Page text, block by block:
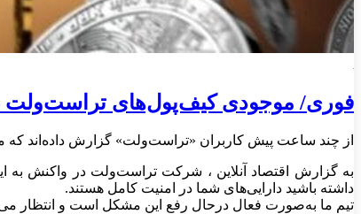
فوری/ موجودی کیف‌پول‌های
از چند ساعت پیش کاربران «تراست‌ولت» گزارش داده‌اند
به گزارش اقتصاد آنلاین ، شرکت تراست‌ولت در واکنش به
داشته باشید دارایی‌های شما در امنیت کامل هستند.
تیم ما به‌صورت فعال درحال رفع این مشکل است و انتظار